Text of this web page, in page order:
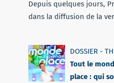
Depuis quelques jours,
dans la diffusion de la
DOSSIER -
Tout le
place : qui